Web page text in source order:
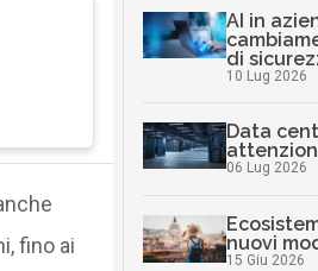
fino ai
AI in
di
10 Lug 2026
Data
06 Lug 2026
nuovi
15 Giu 2026